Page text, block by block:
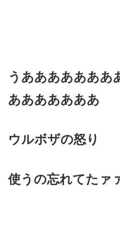
うあああああああ
あああああああ
ウルボザの怒り
使うの忘れてたァ